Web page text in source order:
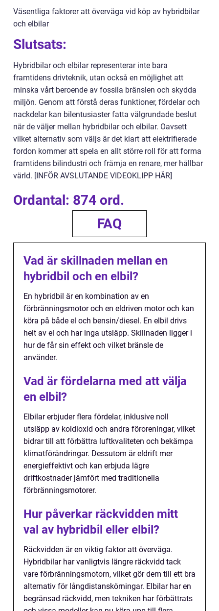
Väsentliga faktorer att överväga vid köp av hybridbilar
och elbilar
Slutsats:
Hybridbilar och elbilar representerar inte bara
framtidens drivteknik, utan också en möjlighet att
minska vårt beroende av fossila bränslen och skydda
miljön. Genom att förstå deras funktioner, fördelar och
nackdelar kan bilentusiaster fatta välgrundade beslut
när de väljer mellan hybridbilar och elbilar. Oavsett
vilket alternativ som väljs är det klart att elektrifierade
fordon kommer att spela en allt större roll för att forma
framtidens bilindustri och främja en renare, mer hållbar
värld. [INFÖR AVSLUTANDE VIDEOKLIPP HÄR]
Ordantal: 874 ord.
FAQ
Vad är skillnaden mellan en
hybridbil och en elbil?
En hybridbil är en kombination av en
förbränningsmotor och en eldriven motor och kan
köra på både el och bensin/diesel. En elbil drivs
helt av el och har inga utsläpp. Skillnaden ligger i
hur de får sin effekt och vilket bränsle de
använder.
Vad är fördelarna med att välja
en elbil?
Elbilar erbjuder flera fördelar, inklusive noll
utsläpp av koldioxid och andra föroreningar, vilket
bidrar till att förbättra luftkvaliteten och bekämpa
klimatförändringar. Dessutom är eldrift mer
energieffektivt och kan erbjuda lägre
driftkostnader jämfört med traditionella
förbränningsmotorer.
Hur påverkar räckvidden mitt
val av hybridbil eller elbil?
Räckvidden är en viktig faktor att överväga.
Hybridbilar har vanligtvis längre räckvidd tack
vare förbränningsmotorn, vilket gör dem till ett bra
alternativ för långdistanskörningar. Elbilar har en
begränsad räckvidd, men tekniken har förbättrats